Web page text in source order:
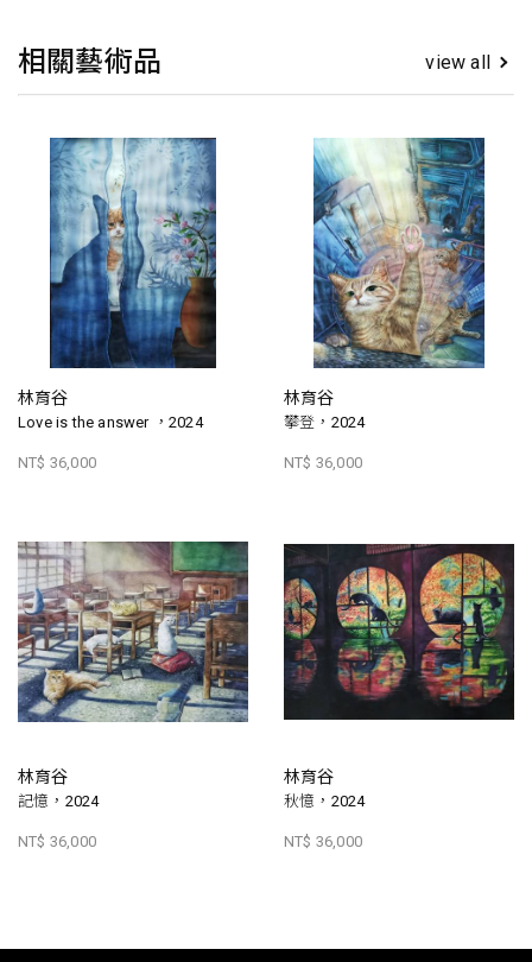
相關藝術品 view all
林育谷
Love is the answer ，2024
NT$ 36,000
林育谷
攀登，2024
NT$ 36,000
林育谷
記憶，2024
NT$ 36,000
林育谷
秋憶，2024
NT$ 36,000